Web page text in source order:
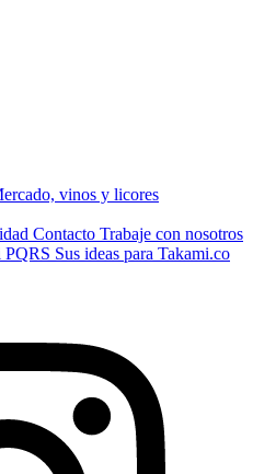
vinos y licores
Contacto Trabaje con nosotros
PQRS Sus ideas para Takami.co